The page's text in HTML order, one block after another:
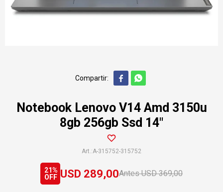
 
Notebook Lenovo V14 Amd 3150u
8gb 256gb Ssd 14"
A-315752-315752
USD 289,00 USD 369,00
21